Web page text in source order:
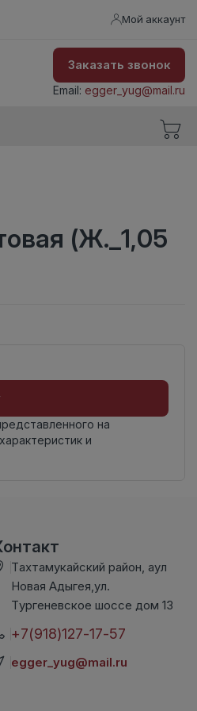
Мой аккаунт
Заказать звонок
Email: egger_yug@mail.ru
(Ж._1,05
на
и
Тахтамукайский район, аул
Новая Адыгея,ул.
Тургеневское шоссе дом 13
+7(918)127-17-57
egger_yug@mail.ru